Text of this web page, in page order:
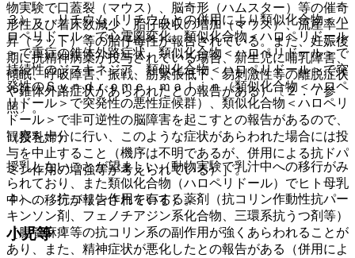
物実験で口蓋裂（マウス）、脳奇形（ハムスター）等の催奇
形性及び着床数減少、胎仔吸収の増加（マウス）、流産率上
昇（ラット）等の胎仔毒性が報告されている。また、妊娠後
期に抗精神病薬が投与されている場合、新生児に哺乳障害、
傾眠、呼吸障害、振戦、筋緊張低下、易刺激性等の離脱症状
や錐体外路症状があらわれたとの報告がある）〔２．７参
照〕。
（授乳婦）
授乳しないことが望ましい（動物実験で乳汁中への移行がみ
られており、また類似化合物（ハロペリドール）でヒト母乳
中への移行が報告されている）。
小児等
３）． リチウム［リチウムとの併用により類似化合物＜ハ
ロペリドール＞で心電図変化、類似化合物＜ハロペリドール
＞で重症の錐体外路症状、類似化合物＜ハロペリドール＞で
持続性のジスキネジア、類似化合物＜ハロペリドール＞で突
発性のＳｙｎｄｒｏｍｅ ｍａｌｉｎ（類似化合物＜ハロペ
リドール＞で突発性の悪性症候群）、類似化合物＜ハロペリ
ドール＞で非可逆性の脳障害を起こすとの報告があるので、
観察を十分に行い、このような症状があらわれた場合には投
与を中止すること（機序は不明であるが、併用による抗ドパ
ミン作用の増強等が考えられている）］。
４）． 抗コリン作用を有する薬剤（抗コリン作動性抗パー
キンソン剤、フェノチアジン系化合物、三環系抗うつ剤等）
［腸管麻痺等の抗コリン系の副作用が強くあらわれることが
あり、また、精神症状が悪化したとの報告がある（併用によ